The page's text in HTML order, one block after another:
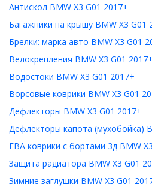
Антискол BMW X3 G01 2017+
Багажники на крышу BMW X3 G01
Брелки: марка авто BMW X3 G01
Велокрепления BMW X3 G01 2017+
Водостоки BMW X3 G01 2017+
Ворсовые коврики BMW X3 G01
Дефлекторы BMW X3 G01 2017+
Дефлекторы капота (мухобойка)
ЕВА коврики с бортами 3д BMW
Защита радиатора BMW X3 G01
Зимние заглушки BMW X3 G01